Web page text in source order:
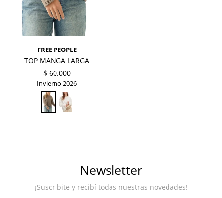
FREE PEOPLE
TOP MANGA LARGA
$ 60.000
Invierno 2026
Newsletter
¡Suscribite y recibí todas nuestras novedades!